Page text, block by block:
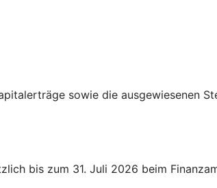
sowie die ausgewiesenen
bis zum 31. Juli 2026 beim